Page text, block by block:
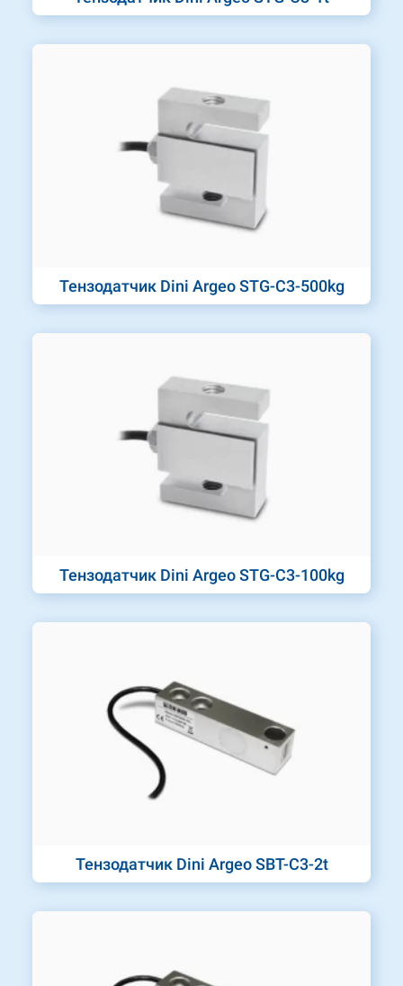
Тензодатчик Dini Argeo STG-C3-500kg
Тензодатчик Dini Argeo STG-C3-100kg
Тензодатчик Dini Argeo SBT-C3-2t